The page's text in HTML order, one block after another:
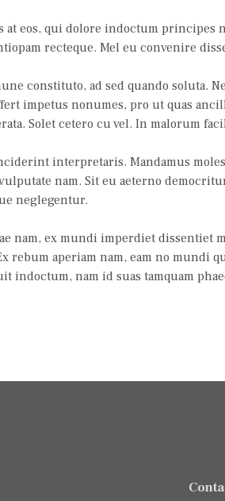
at eos, qui dolore indoctum principes
recteque. Mel eu convenire
constituto, ad sed quando soluta.
impetus nonumes, pro ut quas
Solet cetero cu vel. In malorum
interpretaris. Mandamus
nam. Sit eu aeterno
neglegentur.
nam, ex mundi imperdiet dissentiet
rebum aperiam nam, eam no
indoctum, nam id suas tamquam